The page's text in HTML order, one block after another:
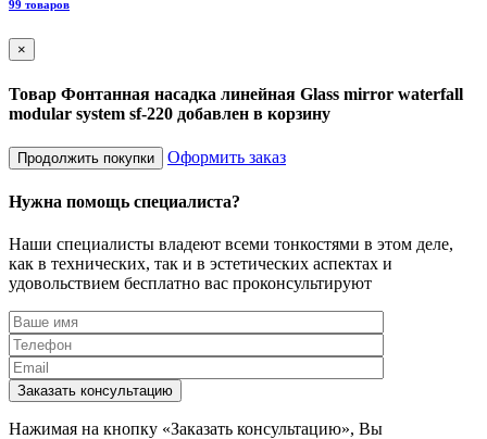
99 товаров
×
Товар Фонтанная насадка линейная Glass mirror waterfall
modular system sf-220 добавлен в корзину
Продолжить покупки Оформить заказ
Нужна помощь специалиста?
Наши специалисты владеют всеми тонкостями в этом деле,
как в технических, так и в эстетических аспектах и
удовольствием бесплатно вас проконсультируют
Заказать консультацию
Нажимая на кнопку «Заказать консультацию», Вы